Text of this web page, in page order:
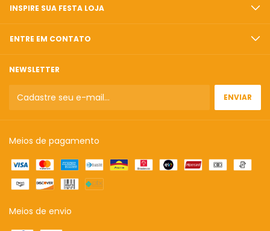
INSPIRE SUA FESTA LOJA
ENTRE EM CONTATO
NEWSLETTER
Meios de pagamento
Meios de envio